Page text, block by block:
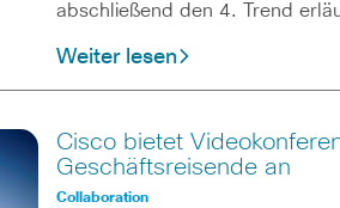
abschließend den 4. Trend
Weiter lesen
Cisco bietet
Geschäftsreisende an
Collaboration